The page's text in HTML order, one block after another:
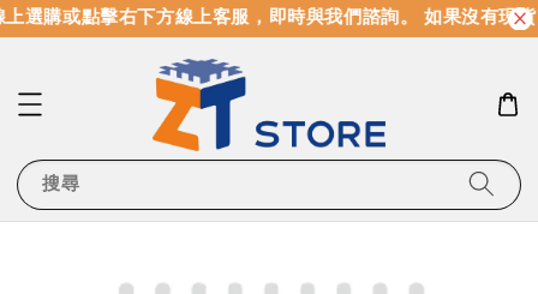
選購或點擊右下方線上客服，即時與我們諮詢。 如果沒有現
搜尋